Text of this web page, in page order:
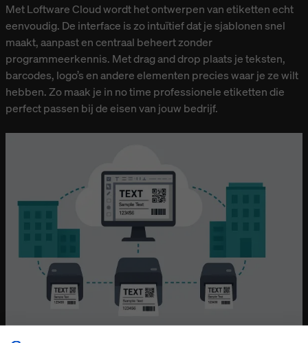
Met Loftware Cloud wordt het ontwerpen van etiketten echt
eenvoudig. De interface is zo intuïtief dat je sjablonen snel
maakt, aanpast en centraal beheert zonder
programmeerkennis. Met drag and drop plaats je teksten,
barcodes, logo’s en andere elementen precies waar je ze wilt
hebben. Zo maak je in no time professionele etiketten die
perfect passen bij de eisen van jouw bedrijf.